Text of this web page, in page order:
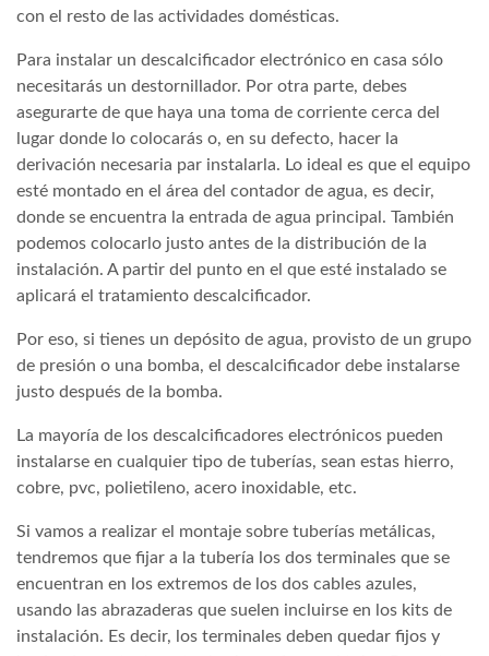
con el resto de las actividades domésticas.
Para instalar un descalcificador electrónico en casa sólo
necesitarás un destornillador. Por otra parte, debes
asegurarte de que haya una toma de corriente cerca del
lugar donde lo colocarás o, en su defecto, hacer la
derivación necesaria par instalarla. Lo ideal es que el equipo
esté montado en el área del contador de agua, es decir,
donde se encuentra la entrada de agua principal. También
podemos colocarlo justo antes de la distribución de la
instalación. A partir del punto en el que esté instalado se
aplicará el tratamiento descalcificador.
Por eso, si tienes un depósito de agua, provisto de un grupo
de presión o una bomba, el descalcificador debe instalarse
justo después de la bomba.
La mayoría de los descalcificadores electrónicos pueden
instalarse en cualquier tipo de tuberías, sean estas hierro,
cobre, pvc, polietileno, acero inoxidable, etc.
Si vamos a realizar el montaje sobre tuberías metálicas,
tendremos que fijar a la tubería los dos terminales que se
encuentran en los extremos de los dos cables azules,
usando las abrazaderas que suelen incluirse en los kits de
instalación. Es decir, los terminales deben quedar fijos y